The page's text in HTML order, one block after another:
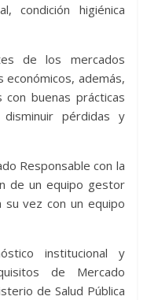
condición higiénica
de los mercados
además,
buenas prácticas
pérdidas y
Responsable con la
de un equipo gestor
vez con un equipo
institucional y
de Mercado
de Salud Pública